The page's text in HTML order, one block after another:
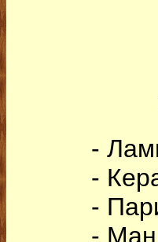
-
-
-
-